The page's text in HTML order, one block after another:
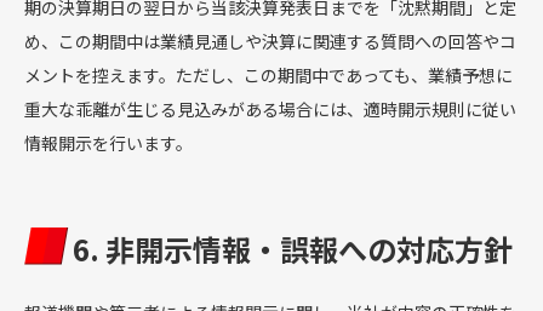
期の決算期日の翌日から当該決算発表日までを「沈黙期間」と定
め、この期間中は業績見通しや決算に関連する質問への回答やコ
メントを控えます。ただし、この期間中であっても、業績予想に
重大な乖離が生じる見込みがある場合には、適時開示規則に従い
情報開示を行います。
6. 非開示情報・誤報への対応方針